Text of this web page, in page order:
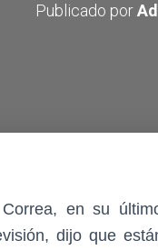
Publicado por
en su
dijo que